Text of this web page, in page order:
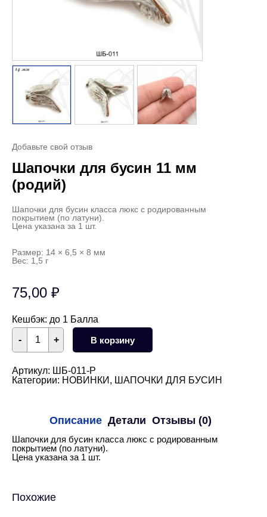
Добавьте свой отзыв
Шапочки для бусин 11 мм
(родий)
Шапочки для бусин класса люкс с родированным
покрытием (по латуни).
Цена указана за 1 шт.
Размер: 14 × 6,5 × 8 мм
Вес: 1,5 г
75,00 ₽
Кешбэк: до 1 Балла
+
Количество
товара
Шапочки
бусин
11
- В корзину
Артикул: ШБ-011-Р
Категории: НОВИНКИ , ШАПОЧКИ ДЛЯ БУСИН
Описание Детали Отзывы (0)
Шапочки для бусин класса люкс с родированным
покрытием (по латуни).
Цена указана за 1 шт.
Похожие